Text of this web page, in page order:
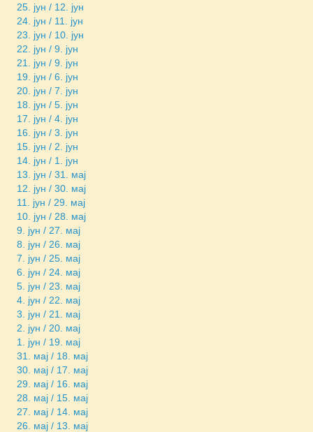
25. јун / 12. јун
24. јун / 11. јун
23. јун / 10. јун
22. јун / 9. јун
21. јун / 9. јун
19. јун / 6. јун
20. јун / 7. јун
18. јун / 5. јун
17. јун / 4. јун
16. јун / 3. јун
15. јун / 2. јун
14. јун / 1. јун
13. јун / 31. мај
12. јун / 30. мај
11. јун / 29. мај
10. јун / 28. мај
9. јун / 27. мај
8. јун / 26. мај
7. јун / 25. мај
6. јун / 24. мај
5. јун / 23. мај
4. јун / 22. мај
3. јун / 21. мај
2. јун / 20. мај
1. јун / 19. мај
31. мај / 18. мај
30. мај / 17. мај
29. мај / 16. мај
28. мај / 15. мај
27. мај / 14. мај
26. мај / 13. мај